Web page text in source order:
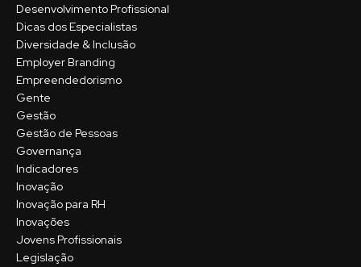
Desenvolvimento Profissional
Dicas dos Especialistas
Diversidade & Inclusão
Employer Branding
Empreendedorismo
Gente
Gestão
Gestão de Pessoas
Governança
Indicadores
Inovação
Inovação para RH
Inovações
Jovens Profissionais
Legislação